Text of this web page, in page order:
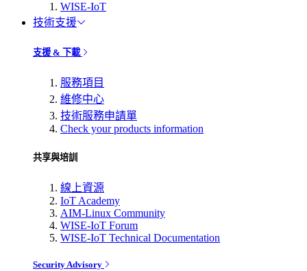
WISE-IoT
技術支援
支援 & 下載
服務項目
維修中心
技術服務申請單
Check your products information
共享與培訓
線上資源
IoT Academy
AIM-Linux Community
WISE-IoT Forum
WISE-IoT Technical Documentation
Security Advisory